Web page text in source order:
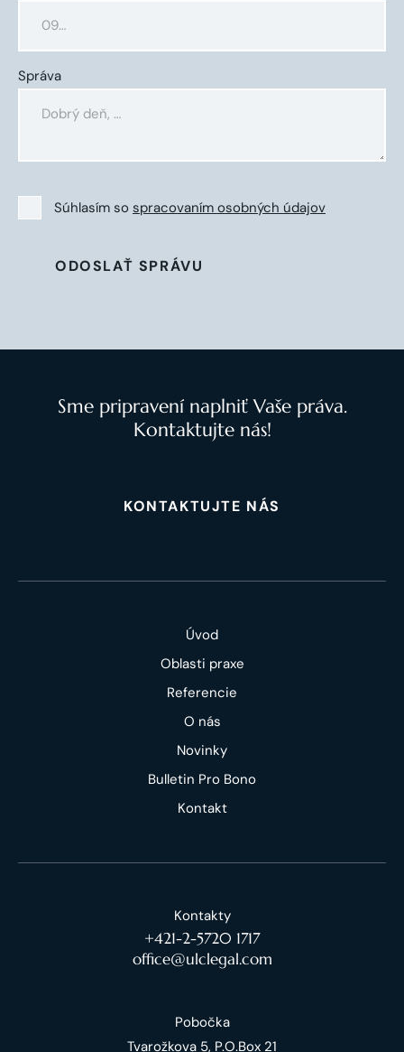
Správa
Súhlasím so spracovaním osobných údajov
ODOSLAŤ SPRÁVU
Sme pripravení naplniť Vaše práva.
Kontaktujte nás!
KONTAKTUJTE NÁS
Úvod
Oblasti praxe
Referencie
O nás
Novinky
Bulletin Pro Bono
Kontakt
Kontakty
+421-2-5720 1717
office@ulclegal.com
Pobočka
Tvarožkova 5, P.O.Box 21